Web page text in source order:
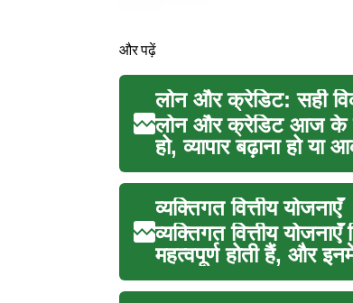
और पढ़ें
लोन और क्रेडिट: सही
लोन और क्रेडिट आज के
हो, व्यापार बढ़ाना हो
व्यक्तिगत वित्तीय योजनाएँ
व्यक्तिगत वित्तीय
महत्वपूर्ण होती हैं, और